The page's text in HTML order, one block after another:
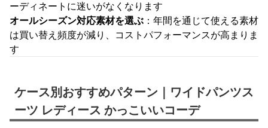
ーディネートに迷いがなくなります
オールシーズン対応素材を選ぶ ：年間を通じて使える素材
は買い替え頻度が減り、コストパフォーマンスが高まりま
す
ケース別おすすめパターン｜ワイドパンツス
ーツ レディース かっこいいコーデ